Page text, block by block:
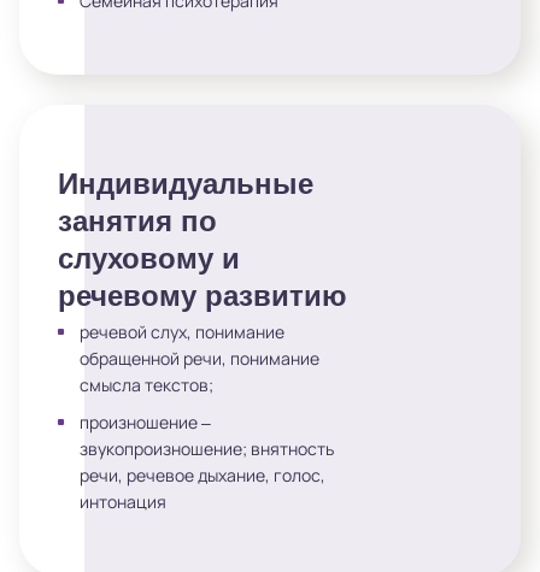
Индивидуальные
занятия по
слуховому и
речевому развитию
речевой слух, понимание
обращенной речи, понимание
смысла текстов;
произношение –
звукопроизношение; внятность
речи, речевое дыхание, голос,
интонация